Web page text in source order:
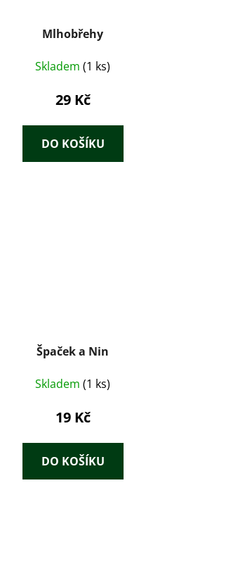
Mlhobřehy
Skladem(1 ks)
29 Kč
DO KOŠÍKU
Špaček a Nin
Skladem(1 ks)
19 Kč
DO KOŠÍKU